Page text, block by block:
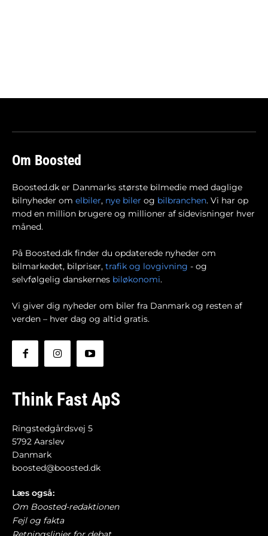
Om Boosted
Boosted.dk er Danmarks største bilmedie med daglige
bilnyheder om elbiler, nye biler og bilbranchen. Vi har op
mod en million brugere og millioner af sidevisninger hver
måned.
På Boosted.dk finder du opdaterede nyheder om
bilmarkedet, bilpriser, trafik og lovgivning - og
selvfølgelig danskernes biløkonomi.
Vi giver dig nyheder om biler fra Danmark og resten af
verden – hver dag og altid gratis.
Think Fast ApS
Ringstedgårdsvej 5
5792 Aarslev
Danmark
boosted@boosted.dk
Læs også:
Om Boosted-redaktionen
Fejl og fakta